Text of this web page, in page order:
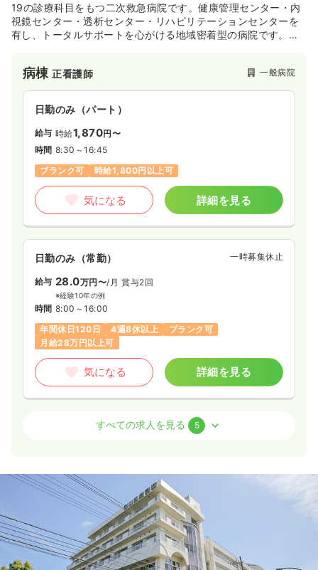
19の診療科目をもつ二次救急病院です。健康管理センター・内
視鏡センター・透析センター・リハビリテーションセンターを
有し、トータルサポートを心がける地域密着型の病院です。
病棟正看護師 一般病院
日勤のみ（パート）
給与 時給1,870円〜
時間 8:30～16:45
ブランク可
時給1,800円以上可
気になる 詳細を見る
日勤のみ（常勤） 一時募集休止
給与 28.0万円〜/月 賞与2回
※経験10年の例
時間 8:00～16:00
年間休日120日
4週8休以上
ブランク可
月給28万円以上可
気になる 詳細を見る
給与 時給1,870
時間 8:30～16:45
時給1,800円以上可
気になる 詳細を見る
すべての求人を見る 5